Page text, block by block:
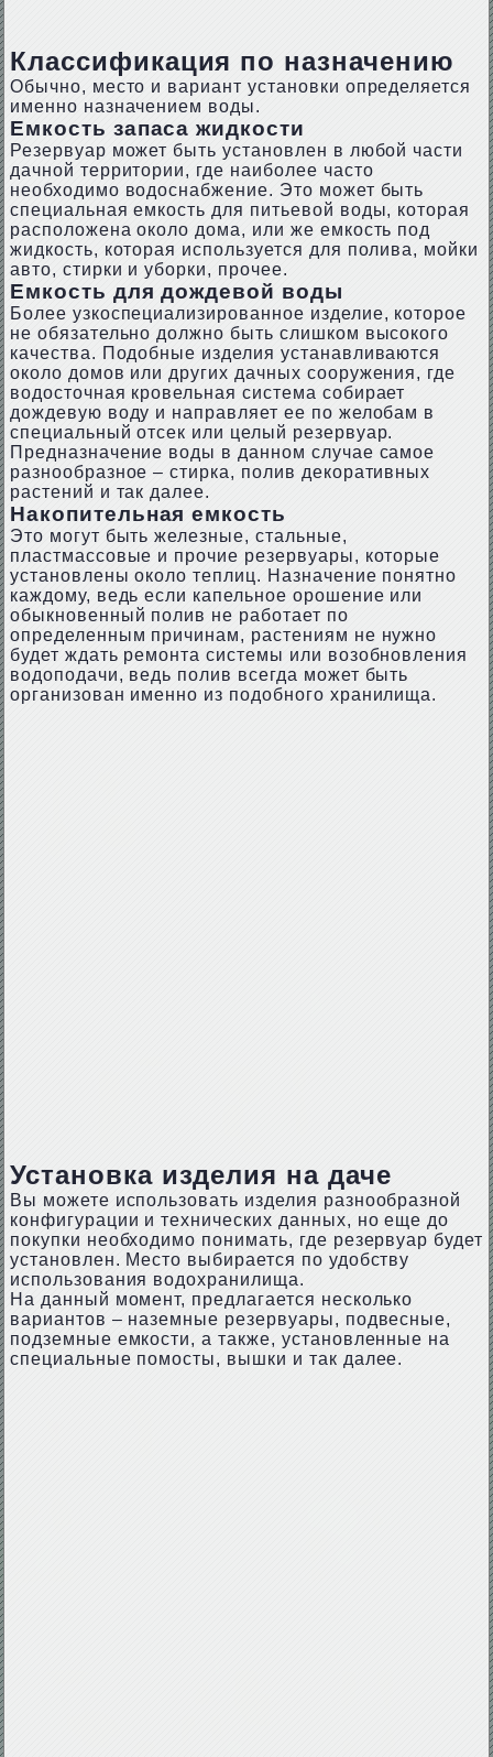
Классификация по назначению
Обычно, место и вариант установки определяется
именно назначением воды.
Емкость запаса жидкости
Резервуар может быть установлен в любой части
дачной территории, где наиболее часто
необходимо водоснабжение. Это может быть
специальная емкость для питьевой воды, которая
расположена около дома, или же емкость под
жидкость, которая используется для полива, мойки
авто, стирки и уборки, прочее.
Емкость для дождевой воды
Более узкоспециализированное изделие, которое
не обязательно должно быть слишком высокого
качества. Подобные изделия устанавливаются
около домов или других дачных сооружения, где
водосточная кровельная система собирает
дождевую воду и направляет ее по желобам в
специальный отсек или целый резервуар.
Предназначение воды в данном случае самое
разнообразное – стирка, полив декоративных
растений и так далее.
Накопительная емкость
Это могут быть железные, стальные,
пластмассовые и прочие резервуары, которые
установлены около теплиц. Назначение понятно
каждому, ведь если капельное орошение или
обыкновенный полив не работает по
определенным причинам, растениям не нужно
будет ждать ремонта системы или возобновления
водоподачи, ведь полив всегда может быть
организован именно из подобного хранилища.
Установка изделия на даче
Вы можете использовать изделия разнообразной
конфигурации и технических данных, но еще до
покупки необходимо понимать, где резервуар будет
установлен. Место выбирается по удобству
использования водохранилища.
На данный момент, предлагается несколько
вариантов – наземные резервуары, подвесные,
подземные емкости, а также, установленные на
специальные помосты, вышки и так далее.